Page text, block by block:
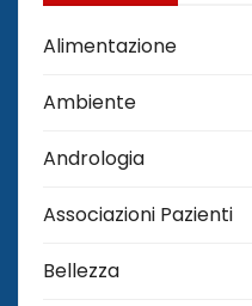
Alimentazione
Ambiente
Andrologia
Associazioni Pazienti
Bellezza